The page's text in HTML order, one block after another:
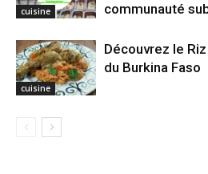
cuisine
communauté
cuisine
Découvrez le
du Burkina Faso